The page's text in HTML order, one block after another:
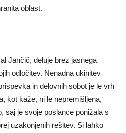
oblast.
Jančič, deluje brez jasnega
odločitev. Nenadna ukinitev
in delovnih sobot je le vrh
kot kaže, ni le nepremišljena,
saj je svoje poslance ponižala s
uzakonjenih rešitev. Si lahko